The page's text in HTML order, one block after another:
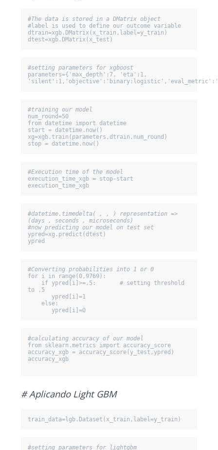
#The data is stored in a DMatrix object
#label is used to define our outcome variable
dtrain=xgb.DMatrix(x_train,label=y_train)
dtest=xgb.DMatrix(x_test)
parameters={'max_depth':7, 'eta':1,
#training our model
num_round=50
from datetime import datetime
start = datetime.now()
xg=xgb.train(parameters,dtrain,num_round)
stop = datetime.now()
#Execution time of the model
execution_time_xgb = stop-start
execution_time_xgb
#datetime.timedelta( , , ) representation =>
(days , seconds , microseconds)
#now predicting our model on test set
ypred=xg.predict(dtest)
ypred
#Converting probabilities into 1 or 0
for i in range(0,9769):
to .5
       ypred[i]=0
#calculating accuracy of our model
from sklearn.metrics import accuracy_score
accuracy_xgb = accuracy_score(y_test,ypred)
accuracy_xgb
# Aplicando Light GBM
train_data=lgb.Dataset(x_train,label=y_train)